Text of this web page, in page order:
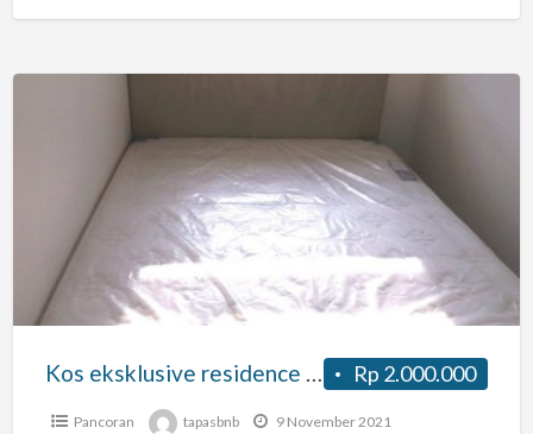
residence
Jakut
untuk
keluarga
Rp 2.000.000
Kos eksklusive residence daerah kota Jakut untuk wanita dan keluarga
Pancoran tapasbnb 9 November 2021